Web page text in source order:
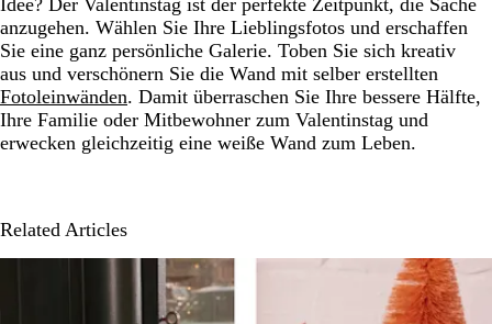
anzugehen. Wählen Sie Ihre Lieblingsfotos und erschaffen
Sie eine ganz persönliche Galerie. Toben Sie sich kreativ
aus und verschönern Sie die Wand mit selber erstellten
Fotoleinwänden. Damit überraschen Sie Ihre bessere Hälfte,
Ihre Familie oder Mitbewohner zum Valentinstag und
erwecken gleichzeitig eine weiße Wand zum Leben.
Related Articles